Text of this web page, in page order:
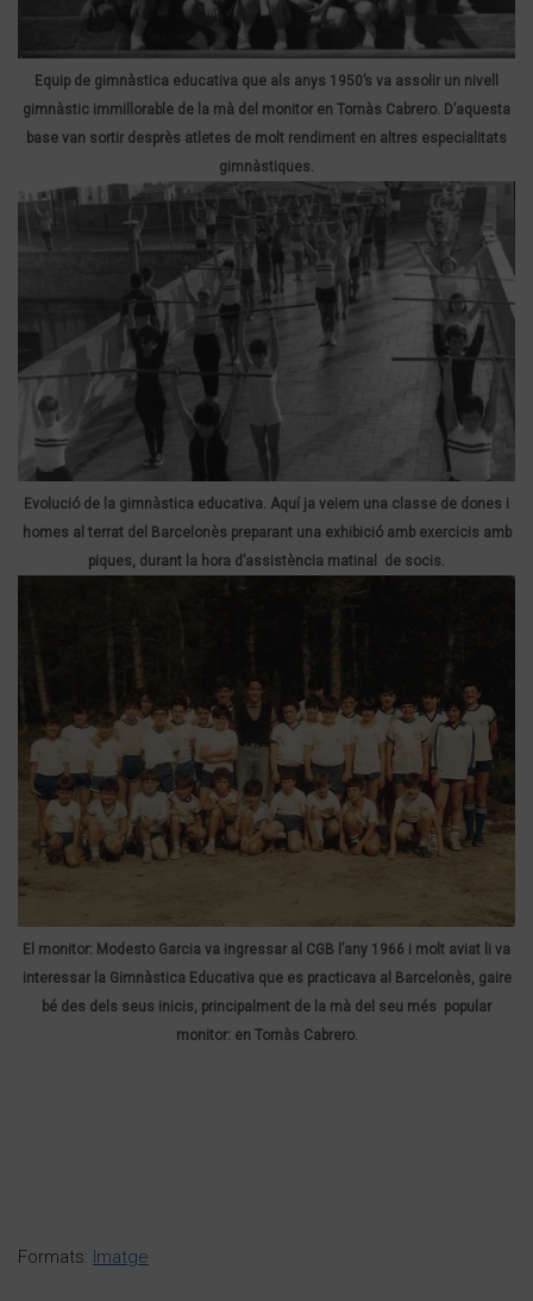
Equip de gimnàstica educativa que als anys 1950’s va assolir un nivell
gimnàstic immillorable de la mà del monitor en Tomàs Cabrero. D’aquesta
base van sortir desprès atletes de molt rendiment en altres especialitats
gimnàstiques.
Evolució de la gimnàstica educativa. Aquí ja veiem una classe de dones i
homes al terrat del Barcelonès preparant una exhibició amb exercicis amb
piques, durant la hora d’assistència matinal de socis.
El monitor: Modesto Garcia va ingressar al CGB l’any 1966 i molt aviat li va
interessar la Gimnàstica Educativa que es practicava al Barcelonès, gaire
bé des dels seus inicis, principalment de la mà del seu més popular
monitor: en Tomàs Cabrero.
Formats: Imatge